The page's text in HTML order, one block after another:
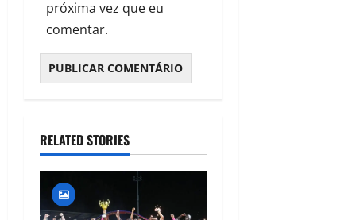
próxima vez que eu
comentar.
RELATED STORIES